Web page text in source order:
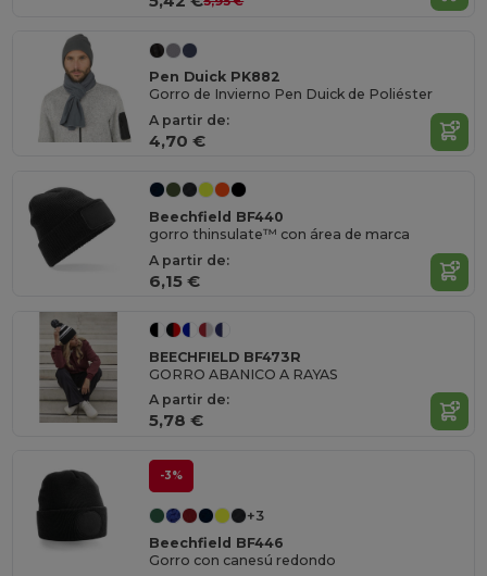
Pen Duick PK882
Gorro de Invierno Pen Duick de Poliéster
A partir de:
4,70 €
Beechfield BF440
gorro thinsulate™ con área de marca
A partir de:
6,15 €
BEECHFIELD BF473R
GORRO ABANICO A RAYAS
A partir de:
5,78 €
-3%
+3
Beechfield BF446
Gorro con canesú redondo